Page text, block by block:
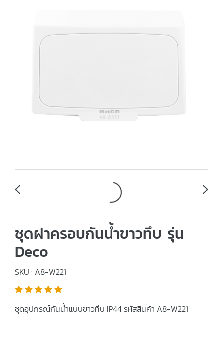
ชุดฝาครอบกันน้ำขาวทึบ รุ่น
Deco
SKU : A8-W221
ชุดอุปกรณ์กันน้ำแบบขาวทึบ IP44 รหัสสินค้า A8-W221